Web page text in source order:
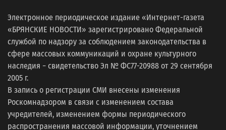
Электронное периодическое издание «Интернет-газета
«БРЯНСКИЕ НОВОСТИ» зарегистрировано Федеральной
службой по надзору за соблюдением законодательства в
сфере массовых коммуникаций и охране культурного
наследия − свидетельство Эл № ФС77-20988 от 29 сентября
2005 г.
В запись о регистрации СМИ внесены изменения
Роскомнадзором в связи с изменением состава
учредителей, изменением формы периодического
распространения массовой информации, уточнением